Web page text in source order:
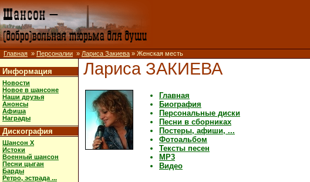
Главная » Персоналии » Лариса Закиева » Женская месть
Информация
Новости
Новое в шансоне
Наши друзья
Анонсы
Афиша
Награды
Дискография
Шансон X
Истоки
Военный шансон
Песни цыган
Барды
Ретро, эстрада ...
Лариса ЗАКИЕВА
Главная
Биография
Персональные диски
Песни в сборниках
Постеры, афиши, ...
Фотоальбом
Тексты песен
MP3
Видео